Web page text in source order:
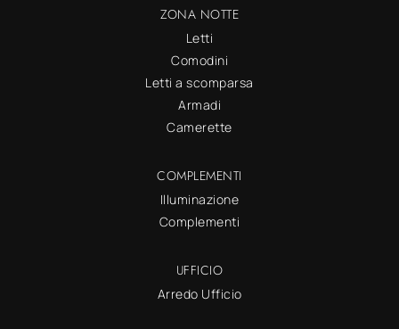
ZONA NOTTE
Letti
Comodini
Letti a scomparsa
Armadi
Camerette
COMPLEMENTI
Illuminazione
Complementi
UFFICIO
Arredo Ufficio